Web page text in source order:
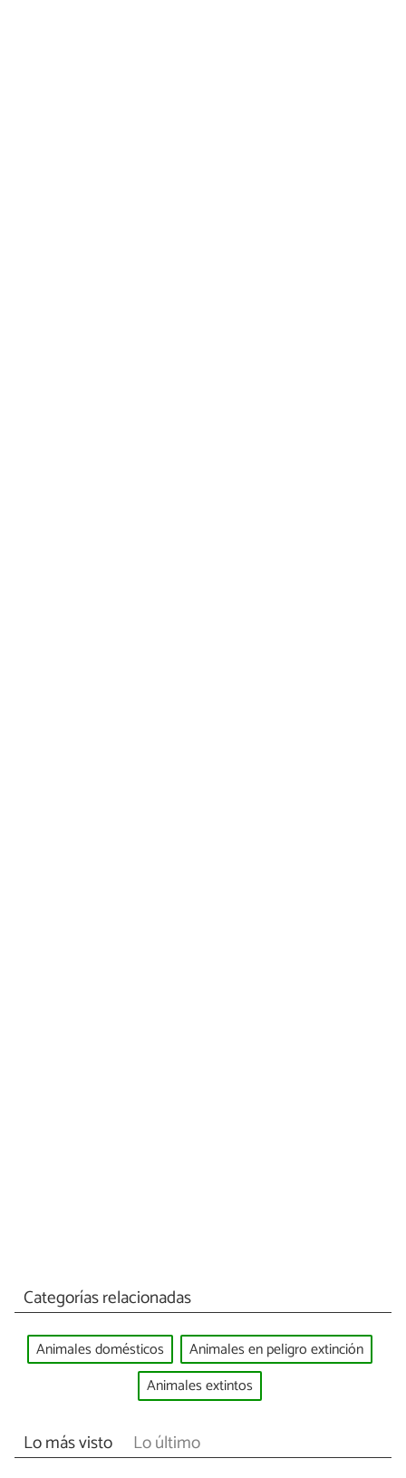
Categorías relacionadas
Animales domésticos
Animales en peligro extinción
Animales extintos
Lo más visto Lo último